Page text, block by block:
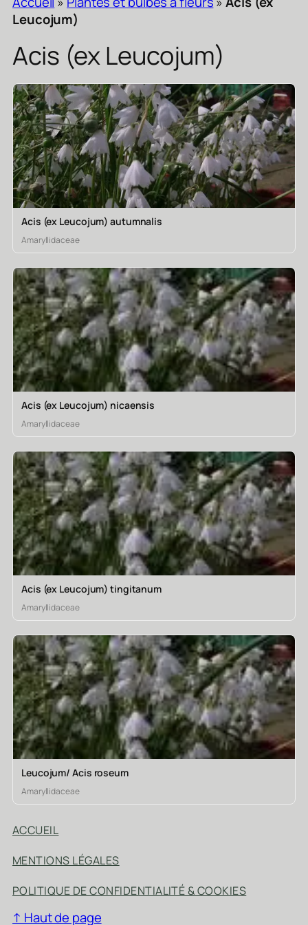
Leucojum)
Acis (ex Leucojum)
Acis (ex Leucojum) autumnalis
Amaryllidaceae
Acis (ex Leucojum) nicaensis
Amaryllidaceae
Acis (ex Leucojum) tingitanum
Amaryllidaceae
Leucojum/ Acis roseum
Amaryllidaceae
ACCUEIL
MENTIONS LÉGALES
POLITIQUE DE CONFIDENTIALITÉ & COOKIES
↑ Haut de page